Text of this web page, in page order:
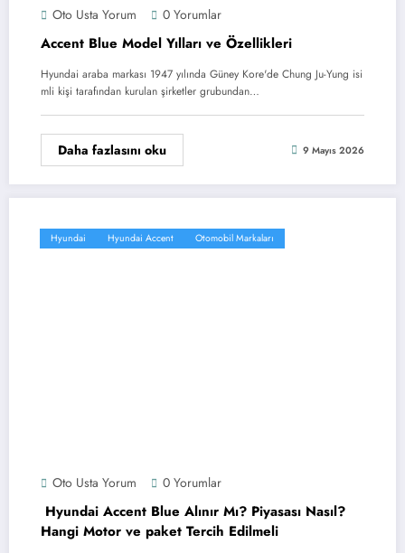
Oto Usta Yorum 0 Yorumlar
Accent Blue Model Yılları ve Özellikleri
Hyundai araba markası 1947 yılında Güney Kore'de Chung Ju-Yung isi
mli kişi tarafından kurulan şirketler grubundan…
Daha fazlasını oku 9 Mayıs 2026
Hyundai Hyundai Accent Otomobil Markaları
Oto Usta Yorum 0 Yorumlar
Hyundai Accent Blue Alınır Mı? Piyasası Nasıl?
Hangi Motor ve paket Tercih Edilmeli